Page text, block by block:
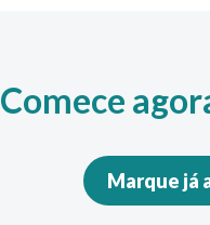
Comece
Marque já